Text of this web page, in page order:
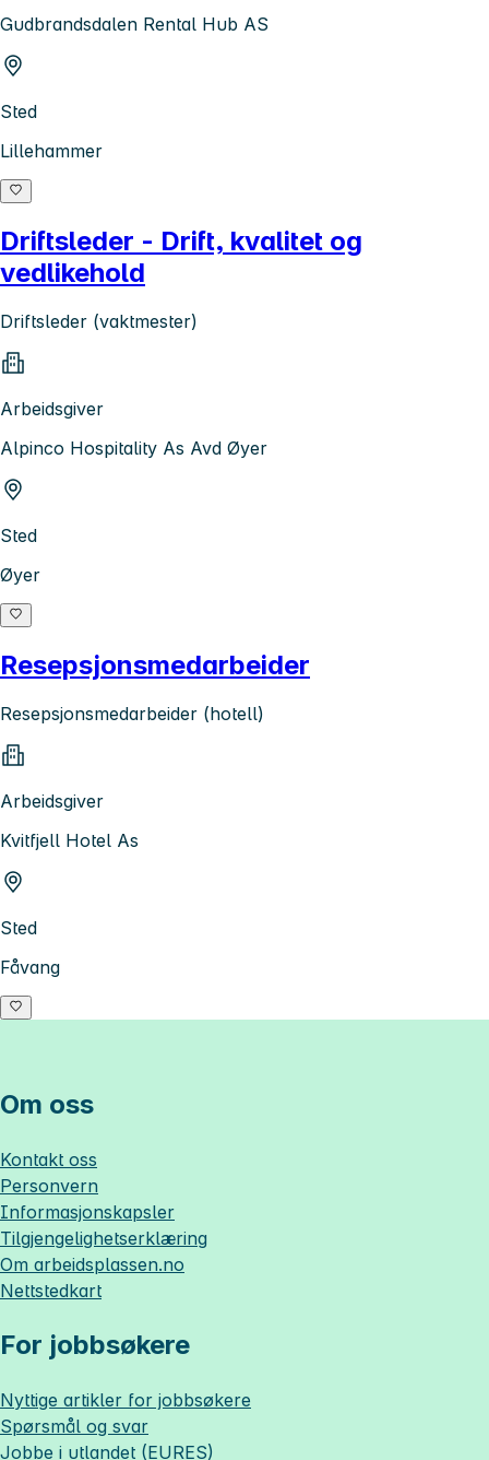
Gudbrandsdalen Rental Hub AS
Sted
Lillehammer
Driftsleder - Drift, kvalitet og
vedlikehold
Driftsleder (vaktmester)
Arbeidsgiver
Alpinco Hospitality As Avd Øyer
Sted
Øyer
Resepsjonsmedarbeider
Resepsjonsmedarbeider (hotell)
Arbeidsgiver
Kvitfjell Hotel As
Sted
Fåvang
Om oss
Kontakt oss
Personvern
Informasjonskapsler
Tilgjengelighetserklæring
Om arbeidsplassen.no
Nettstedkart
For jobbsøkere
Nyttige artikler for jobbsøkere
Spørsmål og svar
Jobbe i utlandet (EURES)